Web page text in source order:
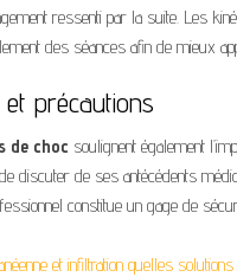
ressenti par la suite. Les
des séances afin de mieux
et précautions
de choc soulignent également
discuter de ses antécédents
constitue un gage de
et infiltration quelles